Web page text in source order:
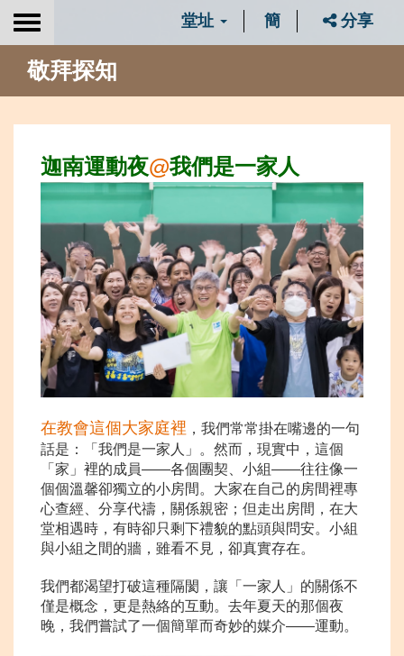
Toggle
堂址 簡 分享
敬拜探知
迦南運動夜@我們是一家人
在教會這個大家庭裡 ，我們常常掛在嘴邊的一句
話是：「我們是一家人」。然而，現實中，這個
「家」裡的成員——各個團契、小組——往往像一
個個溫馨卻獨立的小房間。大家在自己的房間裡專
心查經、分享代禱，關係親密；但走出房間，在大
堂相遇時，有時卻只剩下禮貌的點頭與問安。小組
與小組之間的牆，雖看不見，卻真實存在。
我們都渴望打破這種隔閡，讓「一家人」的關係不
僅是概念，更是熱絡的互動。去年夏天的那個夜
晚，我們嘗試了一個簡單而奇妙的媒介——運動。